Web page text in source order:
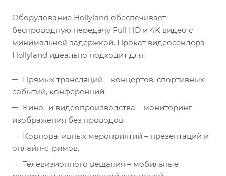
Оборудование Hollyland обеспечивает
беспроводную передачу Full HD и 4K видео с
минимальной задержкой. Прокат видеосендера
Hollyland идеально подходит для:
Прямых трансляций – концертов, спортивных
событий, конференций.
Кино- и видеопроизводства – мониторинг
изображения без проводов.
Корпоративных мероприятий – презентаций и
онлайн-стримов.
Телевизионного вещания – мобильные